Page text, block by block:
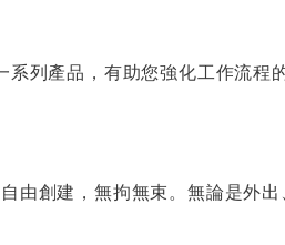
列產品，有助您強化工作流程
由創建，無拘無束。無論是外